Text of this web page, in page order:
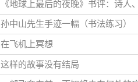
《地球上最后的夜晚》书评：诗人
孙中山先生手迹一幅（书法练习）
在飞机上冥想
这样的故事没有结局